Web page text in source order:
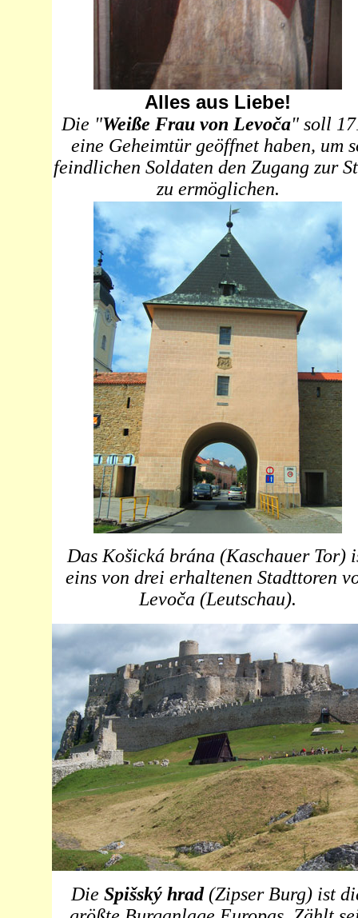
Alles aus Liebe!
Die "Weiße Frau von Levoča" soll
eine Geheimtür geöffnet haben, um
feindlichen Soldaten den Zugang zur
zu ermöglichen.
Das Košická brána (Kaschauer Tor)
eins von drei erhaltenen Stadttoren
Levoča (Leutschau).
Die Spišský hrad(Zipser Burg) ist